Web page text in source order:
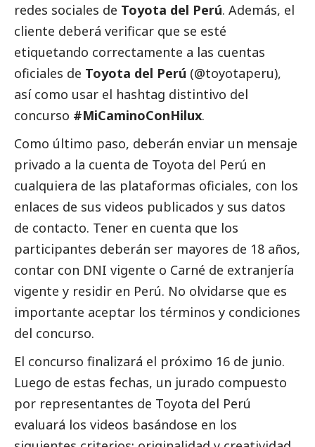
redes sociales de Toyota del Perú. Además, el
cliente deberá verificar que se esté
etiquetando correctamente a las cuentas
oficiales de Toyota del Perú (@toyotaperu),
así como usar el hashtag distintivo del
concurso #MiCaminoConHilux.
Como último paso, deberán enviar un mensaje
privado a la cuenta de Toyota del Perú en
cualquiera de las plataformas oficiales, con los
enlaces de sus videos publicados y sus datos
de contacto. Tener en cuenta que los
participantes deberán ser mayores de 18 años,
contar con DNI vigente o Carné de extranjería
vigente y residir en Perú. No olvidarse que es
importante aceptar los términos y condiciones
del concurso.
El concurso finalizará el próximo 16 de junio.
Luego de estas fechas, un jurado compuesto
por representantes de Toyota del Perú
evaluará los videos basándose en los